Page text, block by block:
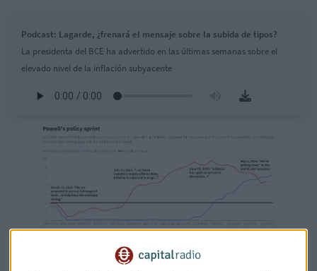
Podcast: Lagarde, ¿frenará el mensaje sobre la subida de tipos?
La presidenta del BCE ha advertido en las últimas semanas sobre el
elevado nivel de la inflación subyacente
Mensajes de la FED ante la inflación